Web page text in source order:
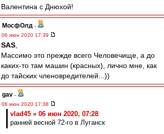
Валентина с Днюхой!
МосфОлд -
06 июн 2020 17:39
SAS
Массимо это прежде всего Человечище, а до
каких-то там машин (красных), лично мне, как
до тайских членовредителей...))
gav -
06 июн 2020 17:38
vlad45 » 06 июн 2020, 07:28
ранней весной 72-го в Луганск